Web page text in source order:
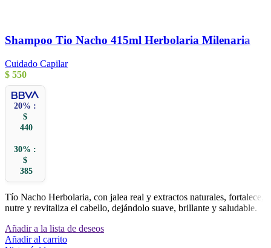
Shampoo Tio Nacho 415ml Herbolaria Milenaria
Cuidado Capilar
$ 550
20% :
$
440
30% :
$
385
Tío Nacho Herbolaria, con jalea real y extractos naturales, fortalece,
nutre y revitaliza el cabello, dejándolo suave, brillante y saludable.
Añadir a la lista de deseos
Añadir al carrito